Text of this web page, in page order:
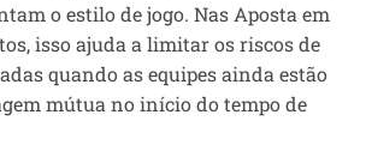
o estilo de jogo. Nas Aposta em
isso ajuda a limitar os riscos de
quando as equipes ainda estão
mútua no início do tempo de